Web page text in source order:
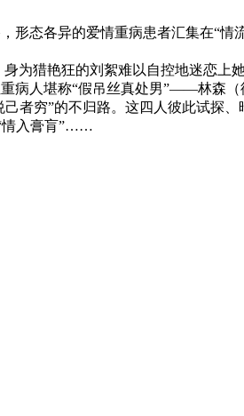
态各异的爱情重病患者汇集在“情
为猎艳狂的刘絮难以自控地迷恋上
病人堪称“假吊丝真处男”——林森（
者穷”的不归路。这四人彼此试探、
情入膏肓”……